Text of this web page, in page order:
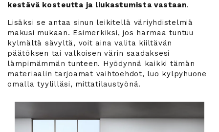
kestävä kosteutta ja liukastumista vastaan.
Lisäksi se antaa sinun leikitellä väriyhdistelmiä
makusi mukaan. Esimerkiksi, jos harmaa tuntuu
kylmältä sävyltä, voit aina valita kiiltävän
päätöksen tai valkoisen värin saadaksesi
lämpimämmän tunteen. Hyödynnä kaikki tämän
materiaalin tarjoamat vaihtoehdot, luo kylpyhuone
omalla tyylilläsi, mittatilaustyönä.